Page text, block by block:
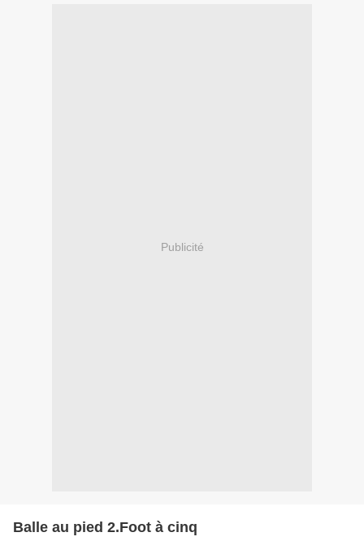
Publicité
Balle au pied 2.Foot à cinq